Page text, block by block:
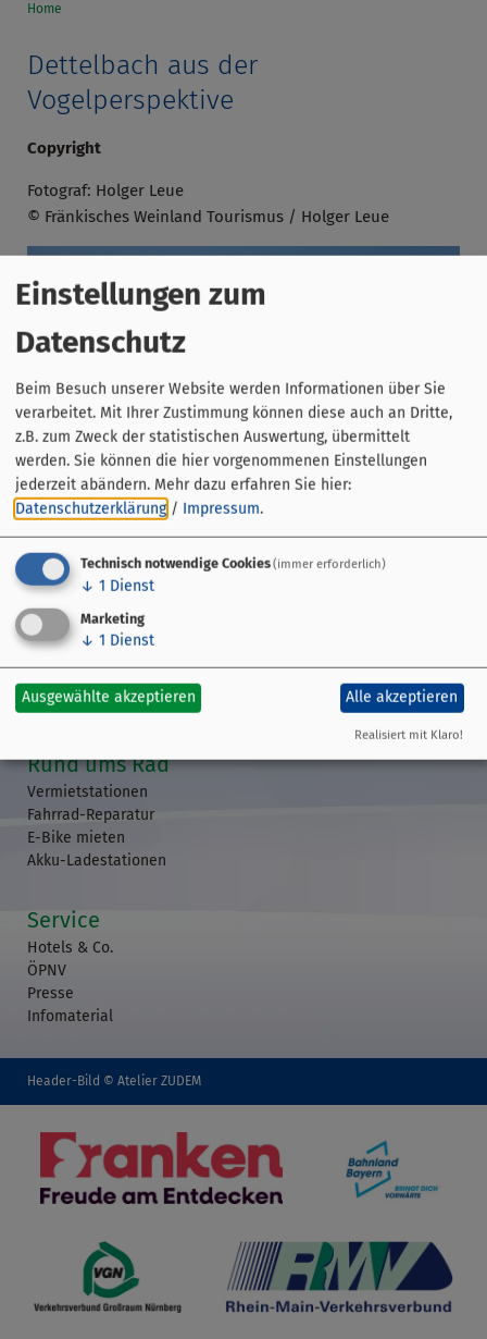
Home
Dettelbach aus der
Vogelperspektive
Copyright
Fotograf: Holger Leue
© Fränkisches Weinland Tourismus / Holger Leue
Streckenführung
Übersicht
Etappen
Veranstaltungen
Rund ums Rad
Vermietstationen
Fahrrad-Reparatur
E-Bike mieten
Akku-Ladestationen
Service
Hotels & Co.
ÖPNV
Presse
Infomaterial
Header-Bild © Atelier ZUDEM
Einstellungen zum
Datenschutz
Beim Besuch unserer Website werden Informationen über Sie
verarbeitet. Mit Ihrer Zustimmung können diese auch an Dritte,
z.B. zum Zweck der statistischen Auswertung, übermittelt
werden. Sie können die hier vorgenommenen Einstellungen
jederzeit abändern. Mehr dazu erfahren Sie hier:
Datenschutzerklärung / Impressum.
Technisch notwendige Cookies(immer erforderlich)
↓ 1 Dienst
Marketing
↓ 1 Dienst
Ausgewählte akzeptieren Alle akzeptieren
Realisiert mit Klaro!